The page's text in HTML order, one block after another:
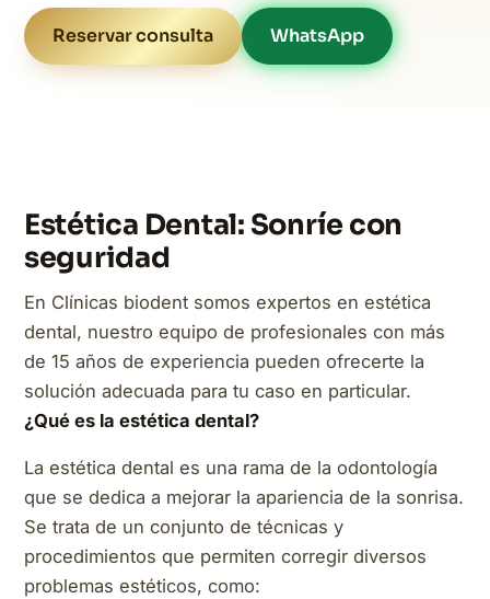
Reservar consulta WhatsApp
Estética Dental: Sonríe con
seguridad
En Clínicas biodent somos expertos en estética
dental, nuestro equipo de profesionales con más
de 15 años de experiencia pueden ofrecerte la
solución adecuada para tu caso en particular.
¿Qué es la estética dental?
La estética dental es una rama de la odontología
que se dedica a mejorar la apariencia de la sonrisa.
Se trata de un conjunto de técnicas y
procedimientos que permiten corregir diversos
problemas estéticos, como: